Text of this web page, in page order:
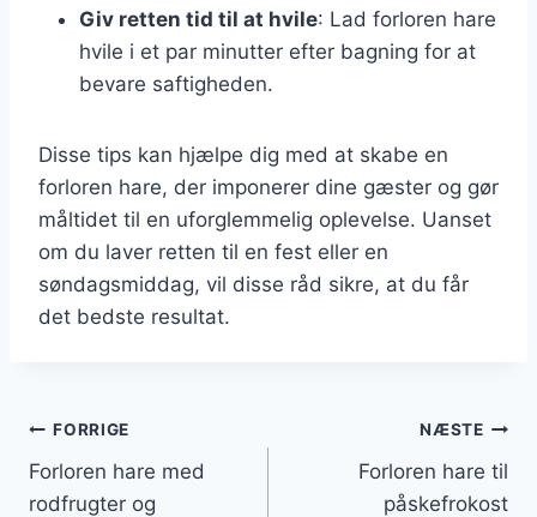
Giv retten tid til at hvile: Lad forloren hare
hvile i et par minutter efter bagning for at
bevare saftigheden.
Disse tips kan hjælpe dig med at skabe en
forloren hare, der imponerer dine gæster og gør
måltidet til en uforglemmelig oplevelse. Uanset
om du laver retten til en fest eller en
søndagsmiddag, vil disse råd sikre, at du får
det bedste resultat.
Indlægsnavigation
FORRIGE
Forloren hare med
rodfrugter og
NÆSTE
Forloren hare til
påskefrokost